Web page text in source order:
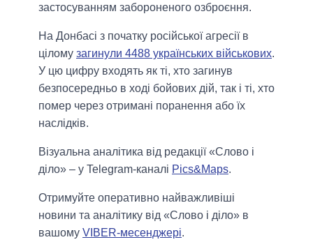
застосуванням забороненого озброєння.
На Донбасі з початку російської агресії в
цілому загинули 4488 українських військових.
У цю цифру входять як ті, хто загинув
безпосередньо в ході бойових дій, так і ті, хто
помер через отримані поранення або їх
наслідків.
Візуальна аналітика від редакції «Слово і
діло» – у Telegram-каналі Pics&Maps.
Отримуйте оперативно найважливіші
новини та аналітику від «Слово і діло» в
вашому VIBER-месенджері.